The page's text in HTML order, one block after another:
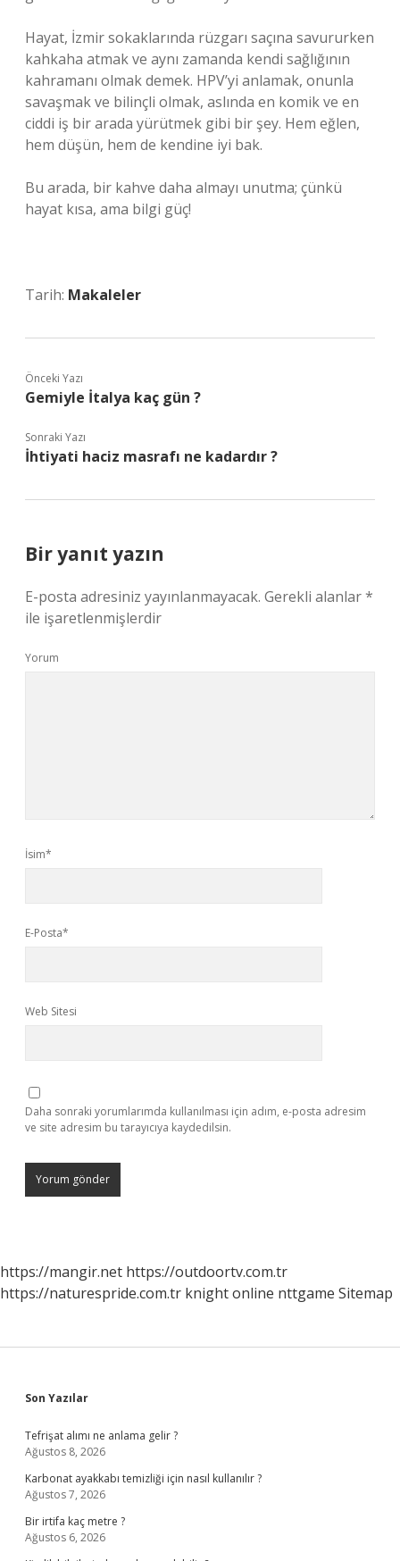
Hayat, İzmir sokaklarında rüzgarı saçına savururken
kahkaha atmak ve aynı zamanda kendi sağlığının
kahramanı olmak demek. HPV’yi anlamak, onunla
savaşmak ve bilinçli olmak, aslında en komik ve en
ciddi iş bir arada yürütmek gibi bir şey. Hem eğlen,
hem düşün, hem de kendine iyi bak.
Bu arada, bir kahve daha almayı unutma; çünkü
hayat kısa, ama bilgi güç!
Tarih: Makaleler
Önceki Yazı
Gemiyle İtalya kaç gün ?
Sonraki Yazı
İhtiyati haciz masrafı ne kadardır ?
Bir yanıt yazın
E-posta adresiniz yayınlanmayacak. Gerekli alanlar*
ile işaretlenmişlerdir
Yorum
İsim*
E-Posta*
Web Sitesi
Daha sonraki yorumlarımda kullanılması için adım, e-posta adresim
ve site adresim bu tarayıcıya kaydedilsin.
https://mangir.net https://outdoortv.com.tr
https://naturespride.com.tr knight online nttgame Sitemap
Sidebar
Son Yazılar
Tefrişat alımı ne anlama gelir ?
Ağustos 8, 2026
Karbonat ayakkabı temizliği için nasıl kullanılır ?
Ağustos 7, 2026
Bir irtifa kaç metre ?
Ağustos 6, 2026